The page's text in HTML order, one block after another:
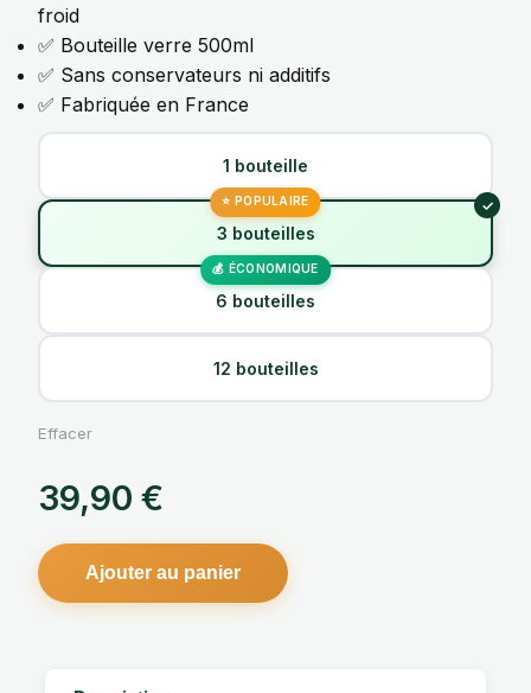
froid
✅ Bouteille verre 500ml
✅ Sans conservateurs ni additifs
✅ Fabriquée en France
1 bouteille
3 bouteilles
6 bouteilles
12 bouteilles
Effacer
39,90 €
Ajouter au panier